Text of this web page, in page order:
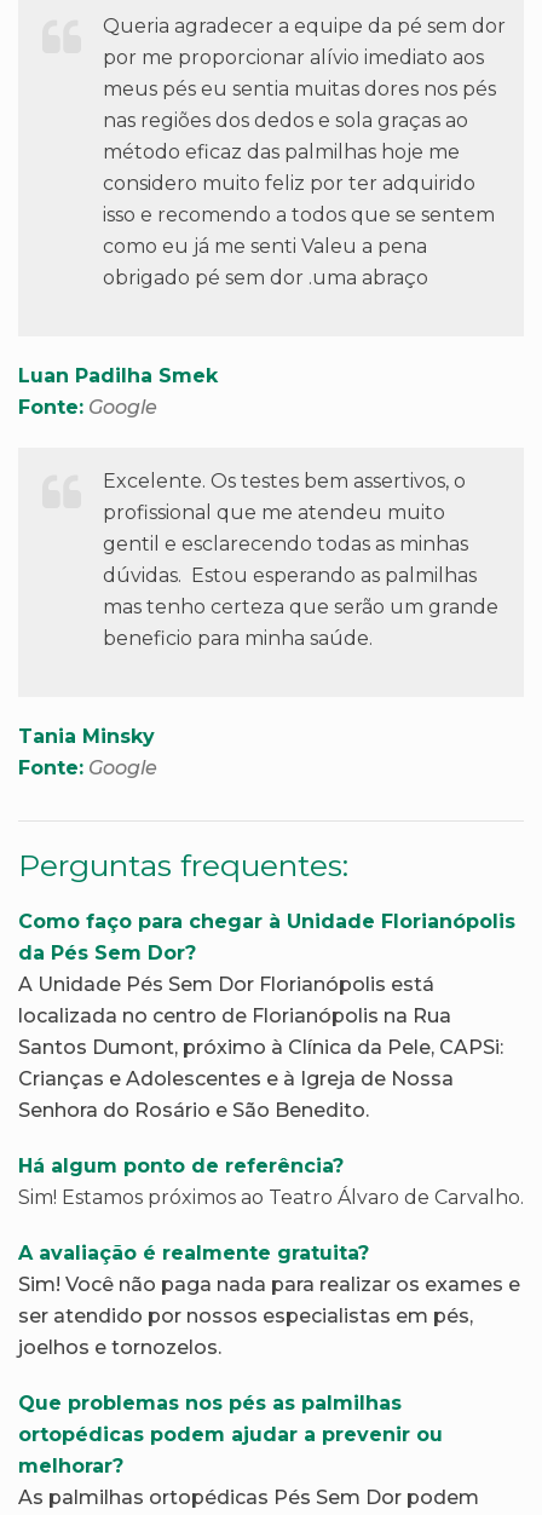
Queria agradecer a equipe da pé sem dor
por me proporcionar alívio imediato aos
meus pés eu sentia muitas dores nos pés
nas regiões dos dedos e sola graças ao
método eficaz das palmilhas hoje me
considero muito feliz por ter adquirido
isso e recomendo a todos que se sentem
como eu já me senti Valeu a pena
obrigado pé sem dor .uma abraço
Luan Padilha Smek
Fonte: Google
Excelente. Os testes bem assertivos, o
profissional que me atendeu muito
gentil e esclarecendo todas as minhas
dúvidas. Estou esperando as palmilhas
mas tenho certeza que serão um grande
beneficio para minha saúde.
Tania Minsky
Fonte: Google
Perguntas frequentes:
Como faço para chegar à Unidade Florianópolis
da Pés Sem Dor?
A Unidade Pés Sem Dor Florianópolis está
localizada no centro de Florianópolis na Rua
Santos Dumont, próximo à Clínica da Pele, CAPSi:
Crianças e Adolescentes e à Igreja de Nossa
Senhora do Rosário e São Benedito.
Há algum ponto de referência?
Sim! Estamos próximos ao Teatro Álvaro de Carvalho.
A avaliação é realmente gratuita?
Sim! Você não paga nada para realizar os exames e
ser atendido por nossos especialistas em pés,
joelhos e tornozelos.
Que problemas nos pés as palmilhas
ortopédicas podem ajudar a prevenir ou
melhorar?
As palmilhas ortopédicas Pés Sem Dor podem